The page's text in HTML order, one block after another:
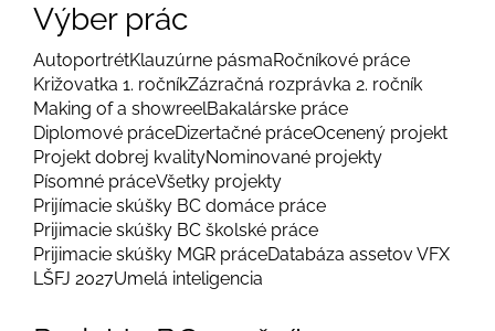
Výber prác
AutoportrétKlauzúrne pásmaRočníkové práce
Križovatka 1. ročníkZázračná rozprávka 2. ročník
Making of a showreelBakalárske práce
Diplomové práceDizertačné práceOcenený projekt
Projekt dobrej kvalityNominované projekty
Písomné práceVšetky projekty
Prijímacie skúšky BC domáce práce
Prijimacie skúšky BC školské práce
Prijimacie skúšky MGR práceDatabáza assetov VFX
LŠFJ 2027Umelá inteligencia